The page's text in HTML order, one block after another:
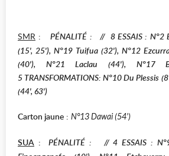
SMR :PÉNALITÉ : // 8 ESSAIS : N°2
(15', 25'), N°19 Tuifua (32'), N°12
(40'), N°21 Laclau (44'),
5TRANSFORMATIONS: N°10 Du Plessis
(44', 63')
Carton jaune : N°13 Dawai (54')
SUA :PÉNALITÉ : // 4 ESSAIS :